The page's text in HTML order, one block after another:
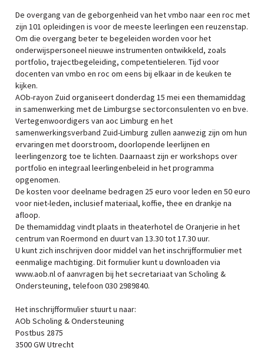
De overgang van de geborgenheid van het vmbo naar een roc met
zijn 101 opleidingen is voor de meeste leerlingen een reuzenstap.
Om die overgang beter te begeleiden worden voor het
onderwijspersoneel nieuwe instrumenten ontwikkeld, zoals
portfolio, trajectbegeleiding, competentieleren. Tijd voor
docenten van vmbo en roc om eens bij elkaar in de keuken te
kijken.
AOb-rayon Zuid organiseert donderdag 15 mei een themamiddag
in samenwerking met de Limburgse sectorconsulenten vo en bve.
Vertegenwoordigers van aoc Limburg en het
samenwerkingsverband Zuid-Limburg zullen aanwezig zijn om hun
ervaringen met doorstroom, doorlopende leerlijnen en
leerlingenzorg toe te lichten. Daarnaast zijn er workshops over
portfolio en integraal leerlingenbeleid in het programma
opgenomen.
De kosten voor deelname bedragen 25 euro voor leden en 50 euro
voor niet-leden, inclusief materiaal, koffie, thee en drankje na
afloop.
De themamiddag vindt plaats in theaterhotel de Oranjerie in het
centrum van Roermond en duurt van 13.30 tot 17.30 uur.
U kunt zich inschrijven door middel van het inschrijfformulier met
eenmalige machtiging. Dit formulier kunt u downloaden via
www.aob.nl of aanvragen bij het secretariaat van Scholing &
Ondersteuning, telefoon 030 2989840.
Het inschrijfformulier stuurt u naar:
AOb Scholing & Ondersteuning
Postbus 2875
3500 GW Utrecht